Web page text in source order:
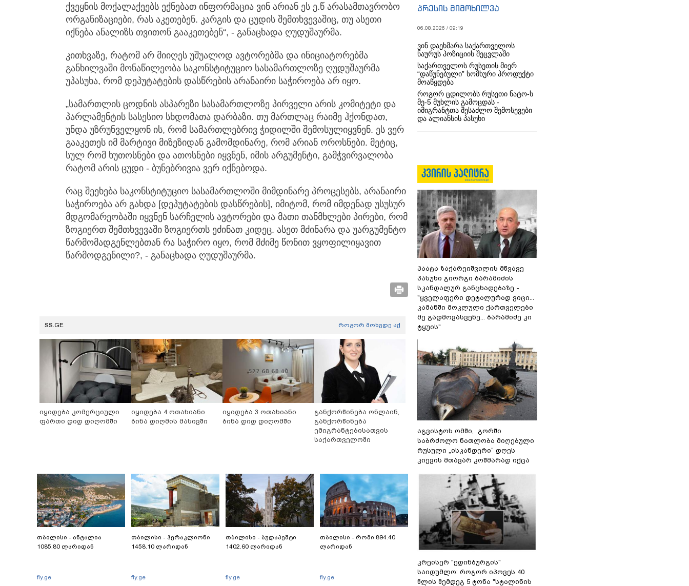
ქვეყნის მოქალაქეებს ექნებათ ინფორმაცია ვინ არიან ეს ე.წ არასამთავრობო
ორგანიზაციები, რას აკეთებენ. კარგის და ცუდის შემთხვევაშიც, თუ ასეთი
იქნება ანალიზს თვითონ გააკეთებენ“, - განაცხადა ღუდუშაურმა.
კითხვაზე, რატომ არ მიიღეს უშუალოდ ავტორებმა და ინიციატორებმა
განხილვაში მონაწილეობა საკონსტიტუციო სასამართლოზე ღუდუშაურმა
უპასუხა, რომ დეპუტატების დასწრების არანაირი საჭიროება არ იყო.
„სამართლის ცოდნის ასპარეზი სასამართლოზე პირველი არის კომიტეტი და
პარლამენტის სასესიო სხდომათა დარბაზი. თუ მართლაც რაიმე ჰქონდათ,
უნდა უზრუნველყონ ის, რომ სამართლებრივ ჭიდილში შემოსულიყვნენ. ეს ვერ
გააკეთეს იმ მარტივი მიზეზიდან გამომდინარე, რომ არიან ოროსნები. მეტიც,
სულ რომ ხუთოსნები და ათოსნები იყვნენ, იმის არგუმენტი, გამჭვირვალობა
რატომ არის ცუდი - ბუნებრივია ვერ იქნებოდა.
რაც შეეხება საკონსტიტუციო სასამართლოში მიმდინარე პროცესებს, არანაირი
საჭიროება არ გახდა [დეპუტატების დასწრების], იმიტომ, რომ იმდენად უსუსურ
მდგომარეობაში იყვნენ სარჩელის ავტორები და მათი თანმხლები პირები, რომ
ზოგიერთ შემთხვევაში ზოგიერთს ეძინათ კიდეც. ასეთ მძინარა და უარგუმენტო
წარმომადგენლებთან რა საჭირო იყო, რომ მძიმე წონით ვყოფილიყავით
წარმოდგენილი?, - განაცხადა ღუდუშაურმა.
SS.GE როგორ მოხვდე აქ
იყიდება კომერციული
ფართი დიდ დიღომში
იყიდება 4 ოთახიანი
ბინა დიღმის მასივში
იყიდება 3 ოთახიანი
ბინა დიდ დიღომში
განქორწინება ონლაინ,
განქორწინება
ემიგრანტებისათვის
საქართველოში
თბილისი - ანტალია
1085.80 ლარიდან
fly.ge
თბილისი - ჰერაკლიონი
1458.10 ლარიდან
fly.ge
თბილისი - ბუდაპეშტი
1402.60 ლარიდან
fly.ge
თბილისი - რომი 894.40
ლარიდან
fly.ge
პრესის მიმოხილვა
06.08.2026 / 09:19
ვინ დაეხმარა საქართველოს
ნაურუს პოზიციის შეცვლაში
საქართველოს რუსეთის მიერ
“დაწუნებული” სომხური პროდუქტი
მოაწყდება
როგორ ცდილობს რუსეთი ნატო-ს
მე-5 მუხლის გამოცდას -
იმიგრანტთა შესაძლო შემოსევები
და ალიანსის პასუხი
პაატა ზაქარეიშვილის მწვავე
პასუხი გიორგი ბარამიძის
სკანდალურ განცხადებაზე -
"ყველაფერი დეტალურად ვიცი...
კამანში მოკლული ქართველები
მე გადმოვასვენე... ბარამიძე კი
ტყუის"
აგვისტოს ომში, გორში
საბრძოლო ნათლობა მიღებული
რუსული „ისკანდერი“ დღეს
კიევის მთავარ კოშმარად იქცა
კრეისერ "ედინბურგის"
საიდუმლო: როგორ იპოვეს 40
წლის შემდეგ 5 ტონა "სტალინის